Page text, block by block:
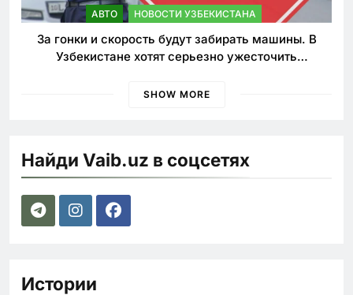
АВТО НОВОСТИ УЗБЕКИСТАНА
За гонки и скорость будут забирать машины. В
Узбекистане хотят серьезно ужесточить
SHOW MORE
Найди Vaib.uz в соцсетях
Истории